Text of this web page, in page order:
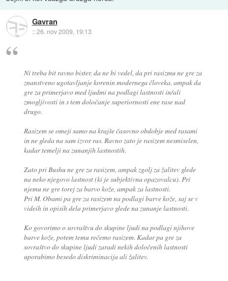
Gavran
::26. nov 2009, 19:13
Ni treba bit ravno bister, da ne bi vedel, da pri rasizmu ne gre za
znanstveno ugotavljanje korenin modernega človeka, ampak da
gre za primerjavo med ljudmi na podlagi lastnosti in/ali
zmogljivosti in s tem določanje superiornosti ene rase nad
drugo.
Rasizem se omeji samo na krajše časovno obdobje med rasami
in ne gleda na sam izvor ras. Ravno zato je rasizem nesmiselen,
kadar temelji na zunanjih lastnostih.
Zato pri Bushu ne gre za rasizem, ampak zgolj za žalitev glede
na neko njegovo lastnost (ki je subjektivna opazovalcu). Pri
njemu ne gre torej za barvo kože, ampak za lastnosti.
Pri M. Obami pa gre za rasizem na podlagi barve kože, saj se v
videih in opisih dela primerjavo glede na zunanje lastnosti.
Ko govorimo o sovraštvu do skupine ljudi na podlagi njihove
barve kože, potem temu rečemo rasizem. Kadar pa gre za
sovraštvo do skupine ljudi zaradi nekih določenih lastnosti
uporabimo besedo diskriminacija ali žalitev.